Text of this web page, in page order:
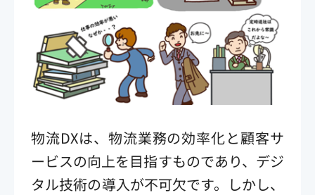
物流DXは、物流業務の効率化と顧客サ
ービスの向上を目指すものであり、デジ
タル技術の導入が不可欠です。しかし、